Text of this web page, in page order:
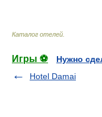
Каталог отелей
Игры ⚽
Нужно
Hotel Damai